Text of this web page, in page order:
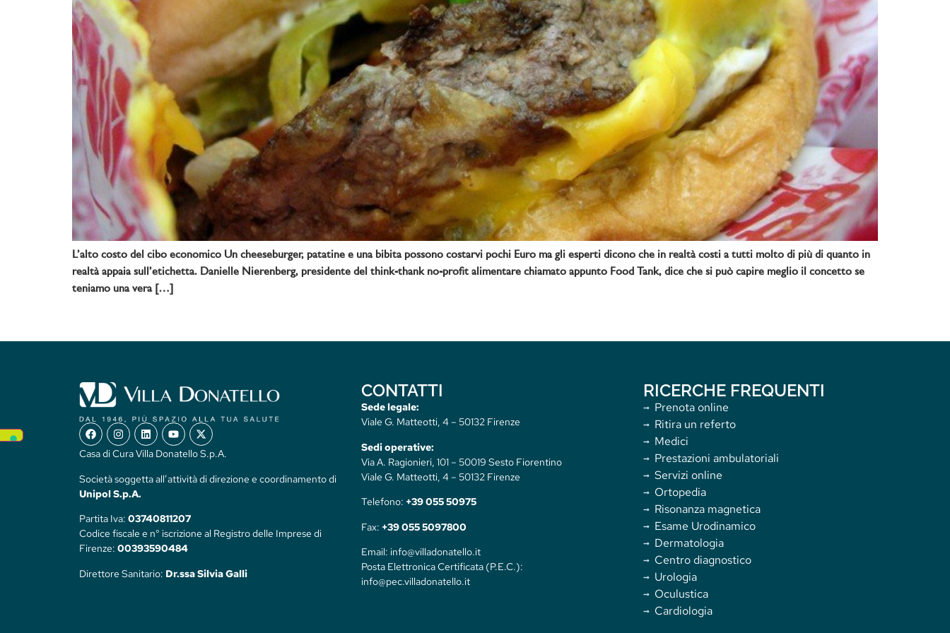
L’alto costo del cibo economico Un cheeseburger, patatine e una bibita possono costarvi pochi Euro ma gli esperti dicono che in realtà costi a tutti molto di più di quanto in
realtà appaia sull’etichetta. Danielle Nierenberg, presidente del think-thank no-profit alimentare chiamato appunto Food Tank, dice che si può capire meglio il concetto se
teniamo una vera […]
Casa di Cura Villa Donatello S.p.A.
Società soggetta all’attività di direzione e coordinamento di
Unipol S.p.A.
Partita Iva: 03740811207
Codice fiscale e n° iscrizione al Registro delle Imprese di
Firenze: 00393590484
Direttore Sanitario: Dr.ssa Silvia Galli
CONTATTI
Sede legale:
Viale G. Matteotti, 4 – 50132 Firenze
Sedi operative:
Via A. Ragionieri, 101 – 50019 Sesto Fiorentino
Viale G. Matteotti, 4 – 50132 Firenze
Telefono: +39 055 50975
Fax: +39 055 5097800
Email: info@villadonatello.it
Posta Elettronica Certificata (P.E.C.):
info@pec.villadonatello.it
RICERCHE FREQUENTI
Prenota online
Ritira un referto
Medici
Prestazioni ambulatoriali
Servizi online
Ortopedia
Risonanza magnetica
Esame Urodinamico
Dermatologia
Centro diagnostico
Urologia
Oculustica
Cardiologia